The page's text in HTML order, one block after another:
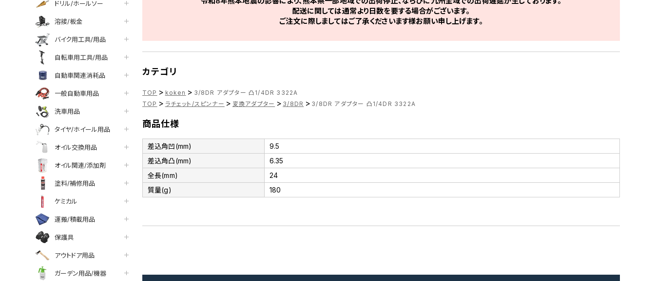
ドリル/ホールソー
溶接/板金
バイク用工具/用品
自転車用工具/用品
自動車関連消耗品
一般自動車用品
洗車用品
タイヤ/ホイール用品
オイル交換用品
オイル関連/添加剤
塗料/補修用品
ケミカル
運搬/積載用品
保護具
アウトドア用品
ガーデン用品/機器
配送に関しては通常より日数を要する場合がございます。
ご注文に際しましてはご了承くださいます様お願い申し上げます。
カテゴリ
TOP > koken > 3/8DR アダプター 凸1/4DR 3322A
TOP > ラチェット/スピンナー > 変換アダプター > 3/8DR > 3/8DR アダプター 凸1/4DR 3322A
商品仕様
差込角凹(mm)
9.5
差込角凸(mm)
6.35
全長(mm)
24
質量(g)
180